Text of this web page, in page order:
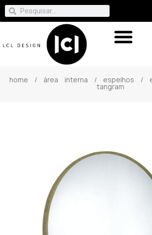
home / área interna / espelhos /
tangram